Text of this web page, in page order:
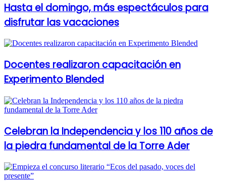
Hasta el domingo, más espectáculos para
disfrutar las vacaciones
Docentes realizaron capacitación en
Experimento Blended
Celebran la Independencia y los 110 años de
la piedra fundamental de la Torre Ader